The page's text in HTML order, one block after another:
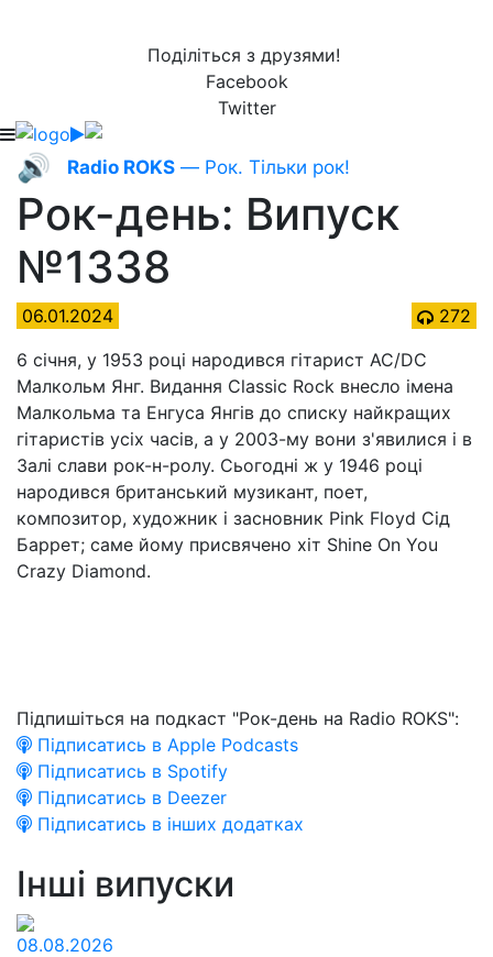
Поділіться з друзями!
Facebook
Twitter
🔊 Radio ROKS — Рок. Тільки рок!
Рок-день: Випуск
№1338
06.01.2024
272
6 січня, у 1953 році народився гітарист AC/DC
Малкольм Янг. Видання Classic Rock внесло імена
Малкольма та Енгуса Янгів до списку найкращих
гітаристів усіх часів, а у 2003-му вони з'явилися і в
Залі слави рок-н-ролу. Сьогодні ж у 1946 році
народився британський музикант, поет,
композитор, художник і засновник Pink Floyd Сід
Баррет; саме йому присвячено хіт Shine On You
Crazy Diamond.
Підпишіться на подкаст "Рок-день на Radio ROKS":
Підписатись в Apple Podcasts
Підписатись в Spotify
Підписатись в Deezer
Підписатись в інших додатках
Інші випуски
08.08.2026